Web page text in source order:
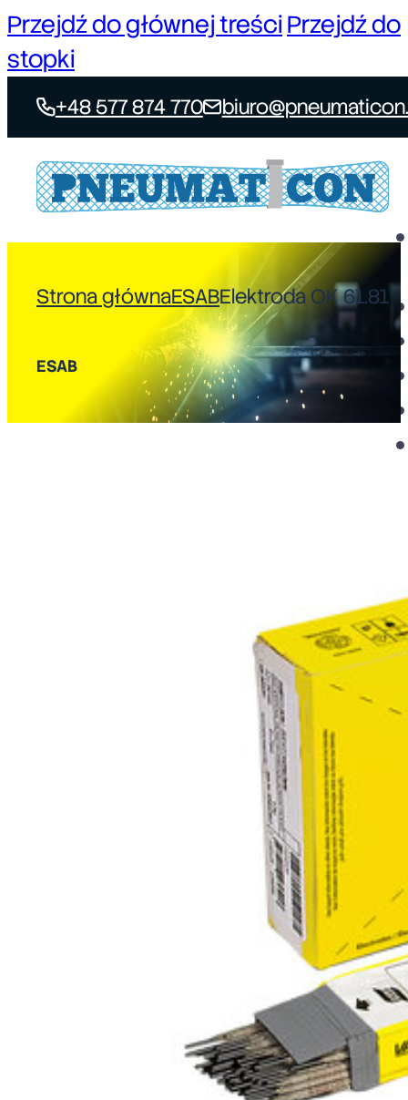
Przejdź do głównej treści Przejdź do
stopki
+48 577 874 770
Strona głównaESABElektroda OK 61.81
ESAB